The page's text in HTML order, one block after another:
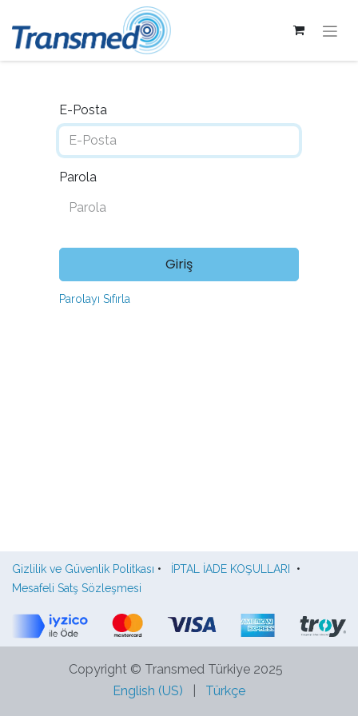
E-Posta
Parola
Giriş
Parolayı Sıfırla
Gizlilik ve Güvenlik Politkası • İPTAL İADE KOŞULLARI
•
Mesafeli Satş Sözleşmesi
Copyright © Transmed Türkiye 2025
English (US)
Türkçe